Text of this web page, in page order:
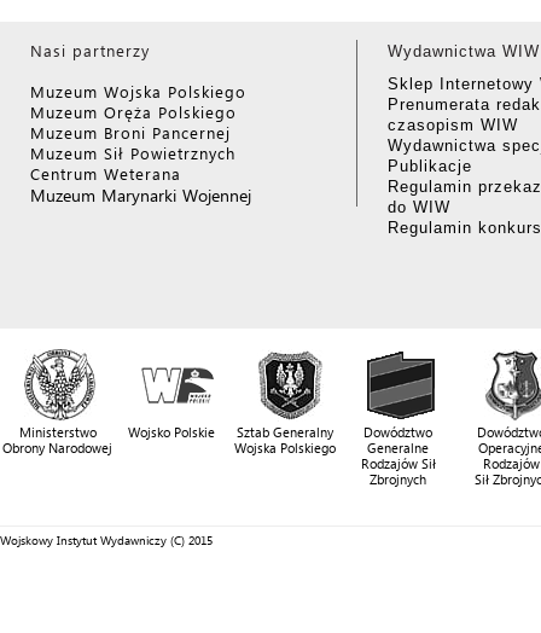
Nasi partnerzy
Muzeum Wojska Polskiego
Muzeum Oręża Polskiego
Muzeum Broni Pancernej
Muzeum Sił Powietrznych
Centrum Weterana
Muzeum Marynarki Wojennej
Wydawnictwa WIW
Sklep Internetowy
Prenumerata
czasopism WIW
Wydawnictwa
Publikacje
Regulamin
do WIW
Regulamin
Ministerstwo
Obrony Narodowej
Wojsko Polskie
Sztab Generalny
Wojska Polskiego
Dowództwo
Generalne
Rodzajów Sił
Zbrojnych
Rodzajów
Sił
Wojskowy Instytut Wydawniczy (C) 2015